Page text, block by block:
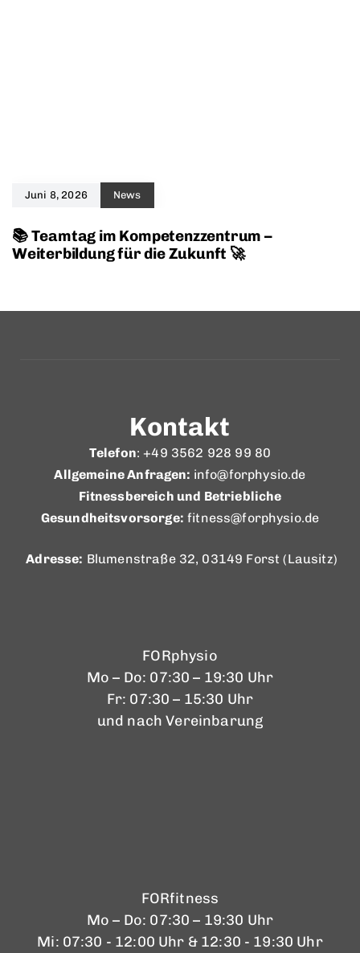
Juni 8, 2026 News
📚 Teamtag im Kompetenzzentrum –
Weiterbildung für die Zukunft 🚀
Kontakt
Telefon: +49 3562 928 99 80
Allgemeine Anfragen: info@forphysio.de
Fitnessbereich und Betriebliche
Gesundheitsvorsorge: fitness@forphysio.de
Adresse: Blumenstraße 32, 03149 Forst (Lausitz)
FORphysio
Mo – Do: 07:30 – 19:30 Uhr
Fr: 07:30 – 15:30 Uhr
und nach Vereinbarung
FORfitness
Mo – Do: 07:30 – 19:30 Uhr
Mi: 07:30 - 12:00 Uhr & 12:30 - 19:30 Uhr